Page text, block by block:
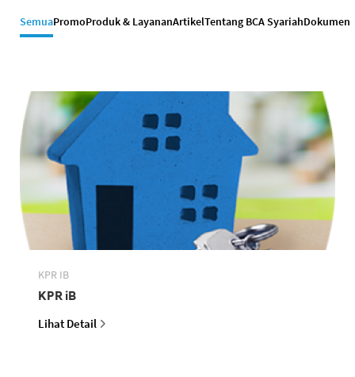
SemuaPromoProduk & LayananArtikelTentang BCA SyariahDokumen
KPR IB
KPR iB
Lihat Detail